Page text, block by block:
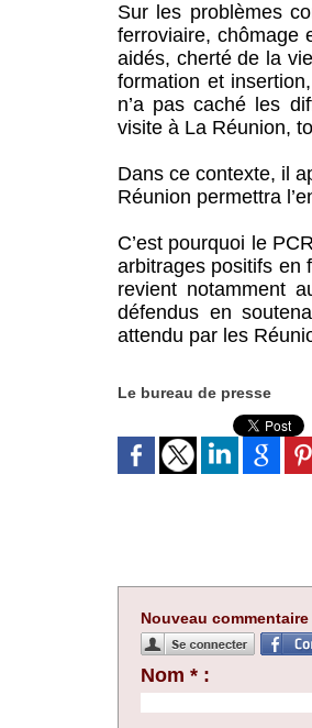
Sur les problèmes
ferroviaire, chômage
aidés, cherté de la
formation et
n’a pas caché les
visite à La Réunion,
Dans ce contexte, il
Réunion permettra
C’est pourquoi le
arbitrages positifs en
revient notamment
défendus en
attendu par les
Le bureau de presse
Nouveau commentaire
Nom * :